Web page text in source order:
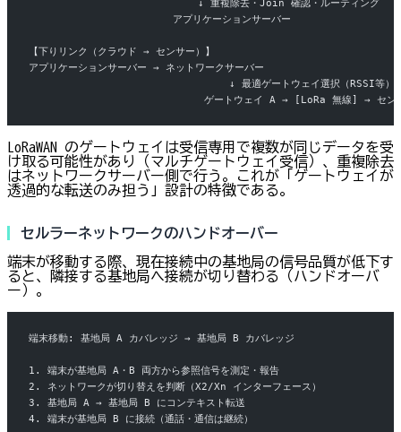
                           ↓ 重複除去・Join 確認・ルーティング
                       アプリケーションサーバー
【下りリンク（クラウド → センサー）】
アプリケーションサーバー → ネットワークサーバー
                                ↓ 最適ゲートウェイ選択（RSSI等）
ゲートウェイ A → [LoRa 無線] → セン
LoRaWAN のゲートウェイは受信専用で複数が同じデータを受
け取る可能性があり（マルチゲートウェイ受信）、重複除去
はネットワークサーバー側で行う。これが「ゲートウェイが
透過的な転送のみ担う」設計の特徴である。
セルラーネットワークのハンドオーバー
端末が移動する際、現在接続中の基地局の信号品質が低下す
ると、隣接する基地局へ接続が切り替わる（ハンドオーバ
ー）。
端末移動: 基地局 A カバレッジ → 基地局 B カバレッジ
1. 端末が基地局 A・B 両方から参照信号を測定・報告
2. ネットワークが切り替えを判断（X2/Xn インターフェース）
3. 基地局 A → 基地局 B にコンテキスト転送
4. 端末が基地局 B に接続（通話・通信は継続）